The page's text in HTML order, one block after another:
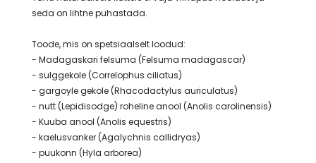
seda on lihtne puhastada.
Toode, mis on spetsiaalselt loodud:
- Madagaskari felsuma (Felsuma madagascar)
- sulggekole (Correlophus ciliatus)
- gargoyle gekole (Rhacodactylus auriculatus)
- nutt (Lepidisodge) roheline anool (Anolis carolinensis)
- Kuuba anool (Anolis equestris)
- kaelusvanker (Agalychnis callidryas)
- puukonn (Hyla arborea)